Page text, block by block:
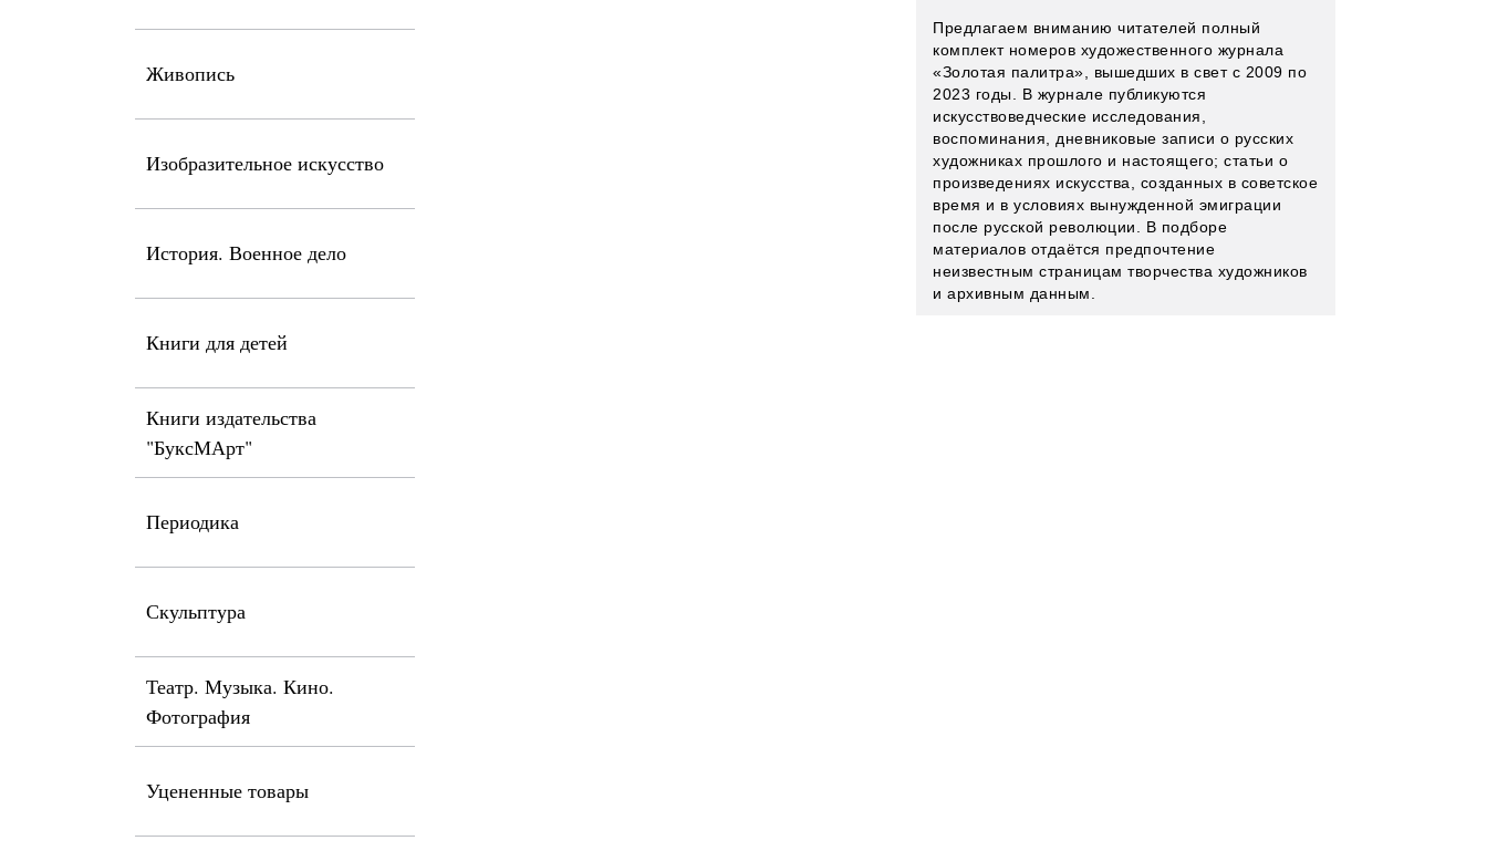
Живопись
Изобразительное искусство
История. Военное дело
Книги для детей
Книги издательства
"БуксМАрт"
Периодика
Скульптура
Театр. Музыка. Кино.
Фотография
Уцененные товары
Предлагаем вниманию читателей полный
комплект номеров художественного журнала
«Золотая палитра», вышедших в свет с 2009 по
2023 годы. В журнале публикуются
искусствоведческие исследования,
воспоминания, дневниковые записи о русских
художниках прошлого и настоящего; статьи о
произведениях искусства, созданных в советское
время и в условиях вынужденной эмиграции
после русской революции. В подборе
материалов отдаётся предпочтение
неизвестным страницам творчества художников
и архивным данным.